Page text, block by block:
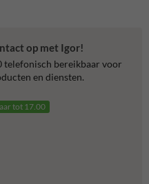
op met Igor!
telefonisch bereikbaar voor
en diensten.
tot 17.00